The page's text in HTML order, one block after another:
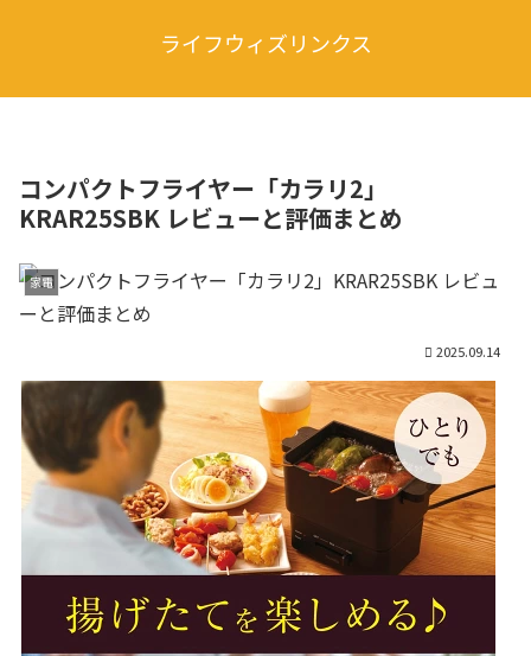
ライフウィズリンクス
コンパクトフライヤー「カラリ2」
KRAR25SBK レビューと評価まとめ
家電
2025.09.14